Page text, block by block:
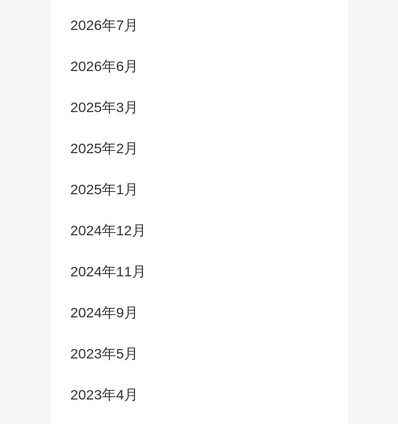
2026年7月
2026年6月
2025年3月
2025年2月
2025年1月
2024年12月
2024年11月
2024年9月
2023年5月
2023年4月